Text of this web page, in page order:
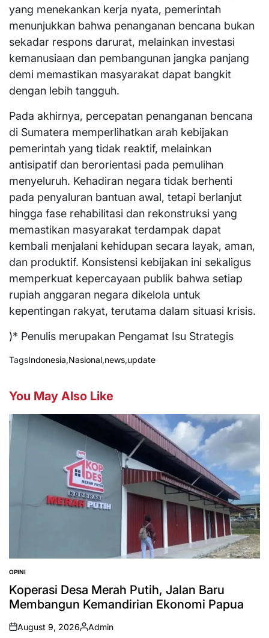
yang menekankan kerja nyata, pemerintah
menunjukkan bahwa penanganan bencana bukan
sekadar respons darurat, melainkan investasi
kemanusiaan dan pembangunan jangka panjang
demi memastikan masyarakat dapat bangkit
dengan lebih tangguh.
Pada akhirnya, percepatan penanganan bencana
di Sumatera memperlihatkan arah kebijakan
pemerintah yang tidak reaktif, melainkan
antisipatif dan berorientasi pada pemulihan
menyeluruh. Kehadiran negara tidak berhenti
pada penyaluran bantuan awal, tetapi berlanjut
hingga fase rehabilitasi dan rekonstruksi yang
memastikan masyarakat terdampak dapat
kembali menjalani kehidupan secara layak, aman,
dan produktif. Konsistensi kebijakan ini sekaligus
memperkuat kepercayaan publik bahwa setiap
rupiah anggaran negara dikelola untuk
kepentingan rakyat, terutama dalam situasi krisis.
)* Penulis merupakan Pengamat Isu Strategis
TagsIndonesia,Nasional,news,update
You May Also Like
POSTED
IN
OPINI
Koperasi Desa Merah Putih, Jalan Baru
Membangun Kemandirian Ekonomi Papua
on
August 9, 2026
Posted
Admin